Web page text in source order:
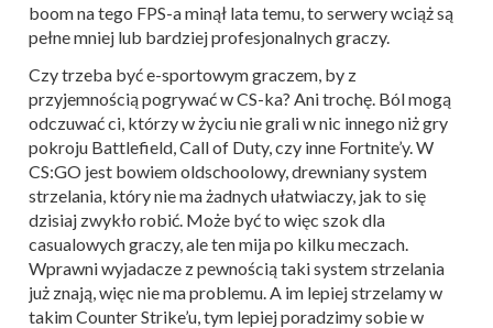
boom na tego FPS-a minął lata temu, to serwery wciąż są
pełne mniej lub bardziej profesjonalnych graczy.
Czy trzeba być e-sportowym graczem, by z
przyjemnością pogrywać w CS-ka? Ani trochę. Ból mogą
odczuwać ci, którzy w życiu nie grali w nic innego niż gry
pokroju Battlefield, Call of Duty, czy inne Fortnite’y. W
CS:GO jest bowiem oldschoolowy, drewniany system
strzelania, który nie ma żadnych ułatwiaczy, jak to się
dzisiaj zwykło robić. Może być to więc szok dla
casualowych graczy, ale ten mija po kilku meczach.
Wprawni wyjadacze z pewnością taki system strzelania
już znają, więc nie ma problemu. A im lepiej strzelamy w
takim Counter Strike’u, tym lepiej poradzimy sobie w